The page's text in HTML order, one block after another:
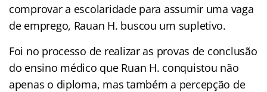
comprovar a escolaridade para assumir uma vaga
de emprego, Rauan H. buscou um supletivo.
Foi no processo de realizar as provas de conclusão
do ensino médico que Ruan H. conquistou não
apenas o diploma, mas também a percepção de